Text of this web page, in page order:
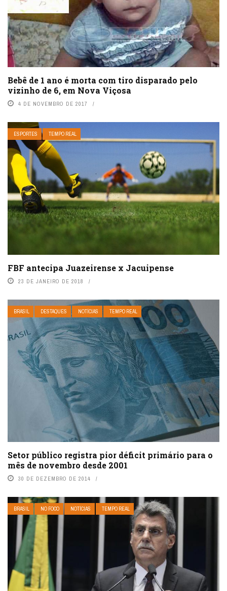
Bebê de 1 ano é morta com tiro disparado pelo
vizinho de 6, em Nova Viçosa
4 DE NOVEMBRO DE 2017
ESPORTES TEMPO REAL
FBF antecipa Juazeirense x Jacuipense
23 DE JANEIRO DE 2018
BRASIL DESTAQUES NOTÍCIAS TEMPO REAL
Setor público registra pior déficit primário para o
mês de novembro desde 2001
30 DE DEZEMBRO DE 2014
BRASIL NO FOCO NOTÍCIAS TEMPO REAL